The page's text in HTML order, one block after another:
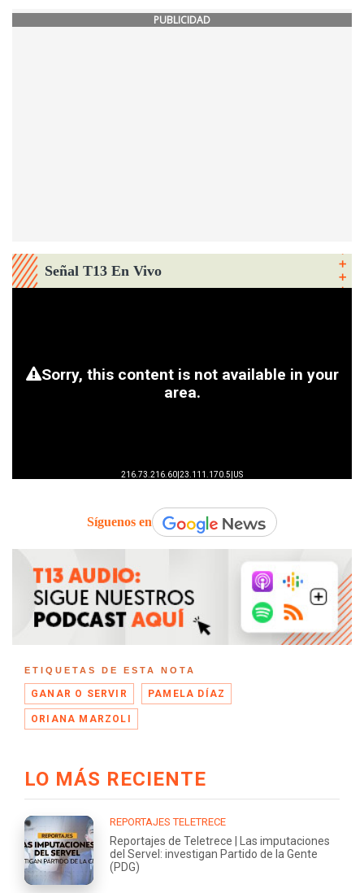
PUBLICIDAD
Señal T13 En Vivo
Síguenos en
ETIQUETAS DE ESTA NOTA
GANAR O SERVIR PAMELA DÍAZ
ORIANA MARZOLI
LO MÁS RECIENTE
REPORTAJES TELETRECE
Reportajes de Teletrece | Las imputaciones
del Servel: investigan Partido de la Gente
(PDG)